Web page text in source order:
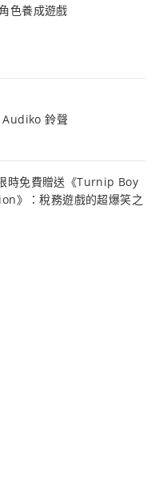
色養成遊戲
Audiko 鈴聲
時免費贈送《Turnip Boy
》：稅務遊戲的超爆笑之